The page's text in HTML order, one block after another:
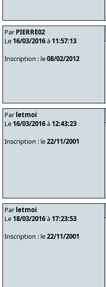
Par PIERRE02
Le 16/03/2016à 11:57:13
Inscription : le08/02/2012
Par letmoi
Le 16/03/2016à 12:43:23
Inscription : le22/11/2001
Par letmoi
Le 18/03/2016à 17:23:53
Inscription : le22/11/2001